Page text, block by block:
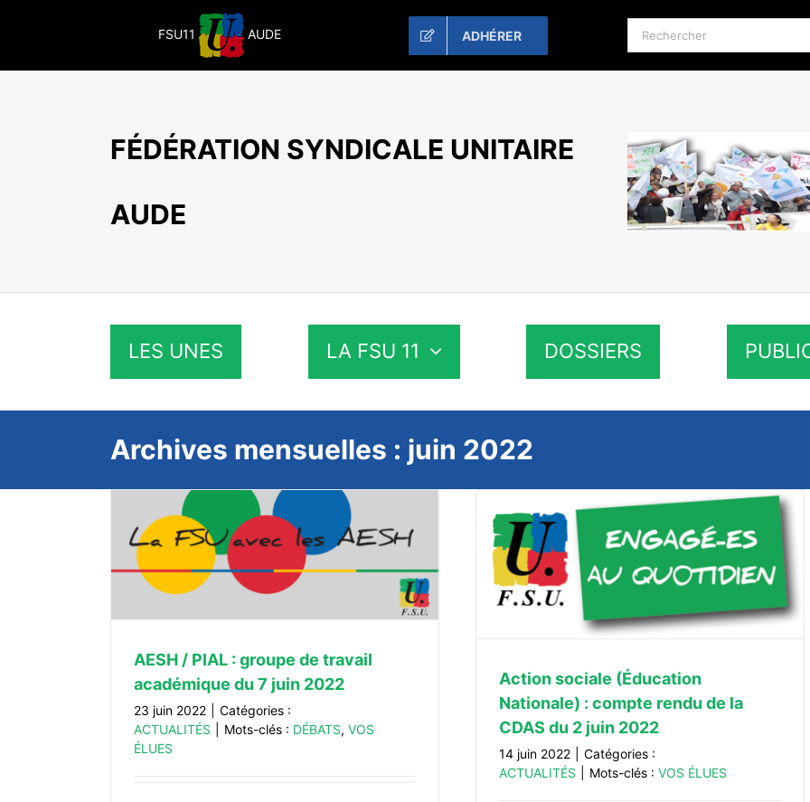
FSU11 AUDE ADHÉRER Rechercher:
FÉDÉRATION SYNDICALE UNITAIRE
AUDE
LES UNES LA FSU 11 DOSSIERS
Archives mensuelles : juin 2022
AESH / PIAL : groupe de travail
académique du 7 juin 2022
23 juin 2022
Catégories :
ACTUALITÉS
Mots-clés : DÉBATS, VOS
ÉLUES
Action sociale (Éducation Nationale) :
compte rendu de la CDAS du 2 juin 2022
Action sociale (Éducation
Nationale) : compte rendu de la
CDAS du 2 juin 2022
14 juin 2022
Catégories :
ACTUALITÉS
Mots-clés : VOS ÉLUES